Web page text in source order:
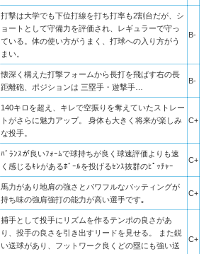
打撃は大学でも下位打線を打ち打率も2割台だが、シ
ョートとして守備力を評価され、レギュラーで守っ
ている。体の使い方がうまく、打球への入り方がう
まい。
B-
懐深く構えた打撃フォームから長打を飛ばす右の長
距離砲、ポジションは 三塁手・遊撃手…
B-
140キロを超え、キレで空振りを奪えていたストレー
トがさらに魅力アップ。 身体も大きく将来が楽しみ
な投手。
C+
ﾊﾞﾗﾝｽが良いﾌｫｰﾑで球持ちが良く球速評価よりも速
く感じるｷﾚがあるﾎﾞｰﾙを投げるｾﾝｽ抜群のﾋﾟｯﾁｬｰ
C+
馬力があり地肩の強さとパワフルなバッティングが
持ち味の強肩強打の能力が高い選手です｡
C+
捕手として投手にリズムを作るテンポの良さがあ
り、投手の良さを引き出すリードを見せる。 また鋭
い送球があり、フットワーク良くどの塁にも強い送
C+